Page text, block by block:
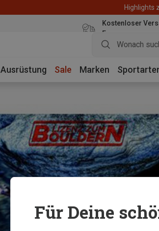
Highlights
Kostenloser
Euro
Ausrüstung Sale Marken
Für Deine